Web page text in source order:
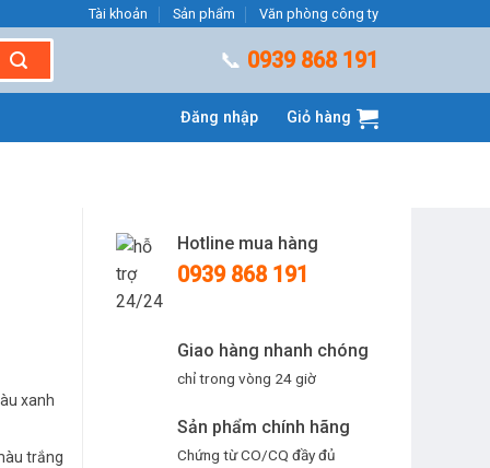
Tài khoản Sản phẩm Văn phòng công ty
📞 0939 868 191
Đăng nhập Giỏ hàng
Hotline mua hàng
0939 868 191
Giao hàng nhanh chóng
chỉ trong vòng 24 giờ
Sản phẩm chính hãng
Chứng từ CO/CQ đầy đủ
xanh
trắng